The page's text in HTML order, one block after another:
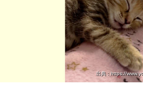
出典 : https://